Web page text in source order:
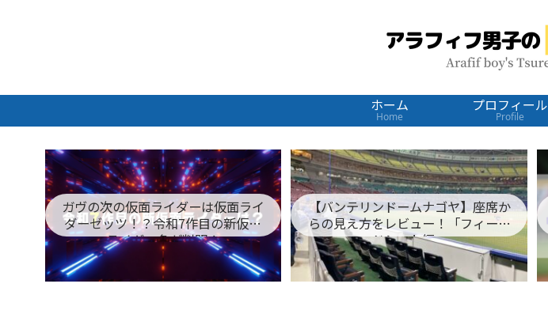
ホーム
Home
プロフィール
Profile
ガヴの次の仮面ライダーは仮面ライ
ダーゼッツ！？令和7作目の新仮面
ライダー名が判明！
【バンテリンドームナゴヤ】座席か
らの見え方をレビュー！「フィール
ドシート編」